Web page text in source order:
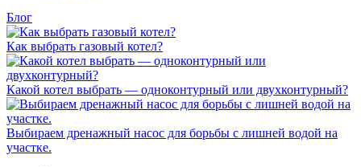
Блог
Как выбрать газовый котел?
Какой котел выбрать — одноконтурный или двухконтурный?
Выбираем дренажный насос для борьбы с лишней водой на
участке.